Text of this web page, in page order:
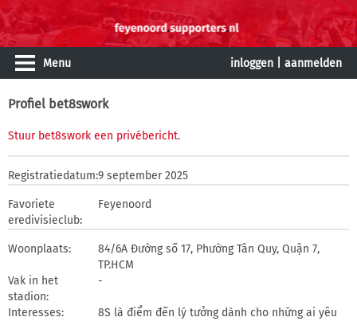
Menu inloggen aanmelden
Profiel bet8swork
Stuur bet8swork een privébericht.
Registratiedatum:9 september 2025
Favoriete
eredivisieclub:
Feyenoord
Woonplaats:
84/6A Đường số 17, Phường Tân Quy, Quận 7,
TP.HCM
Vak in het
stadion:
-
Interesses:
8S là điểm đến lý tưởng dành cho những ai yêu